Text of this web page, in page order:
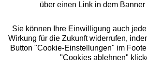
über einen Link in dem Banner
Sie können Ihre Einwilligung auch
Wirkung für die Zukunft widerrufen,
Button "Cookie-Einstellungen" im
"Cookies ablehnen"